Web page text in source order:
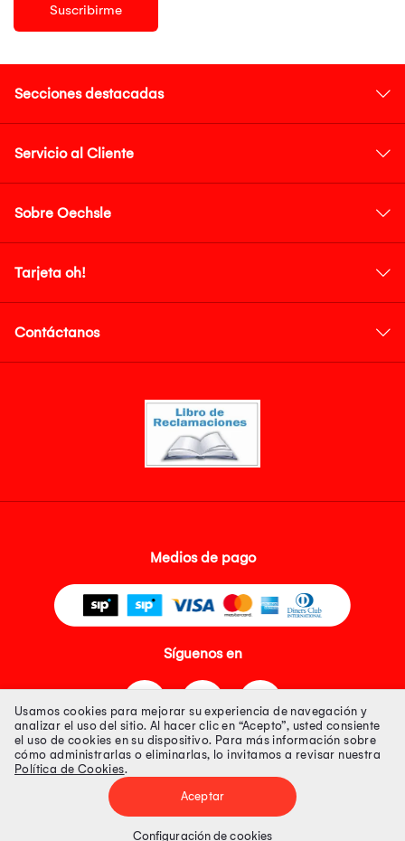
Suscribirme
Secciones destacadas
Servicio al Cliente
Sobre Oechsle
Tarjeta oh!
Contáctanos
Medios de pago
Síguenos en
Tienda 100% Segura
Tiendas Peruanas S.A. R.U.C. Nº 20493020618. Todos los derechos
Usamos cookies para mejorar su experiencia de navegación y
analizar el uso del sitio. Al hacer clic en “Acepto”, usted consiente
el uso de cookies en su dispositivo. Para más información sobre
cómo administrarlas o eliminarlas, lo invitamos a revisar nuestra
Política de Cookies.
Aceptar
Configuración de cookies